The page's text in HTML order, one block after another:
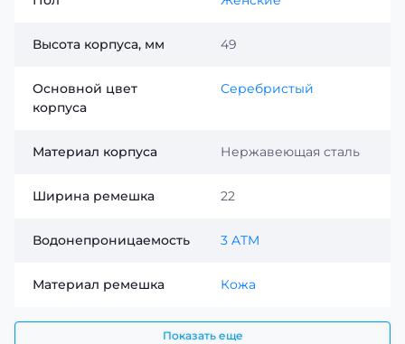
Высота корпуса, мм 49
Основной цвет
корпуса
Серебристый
Материал корпуса Нержавеющая сталь
Ширина ремешка 22
Водонепроницаемость 3 ATM
Материал ремешка Кожа
Показать еще